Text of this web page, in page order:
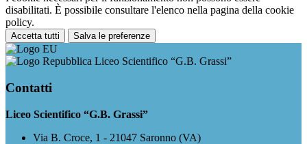
disabilitati. È possibile consultare l'elenco nella pagina della cookie
policy.
Accetta tutti Salva le preferenze
Liceo Scientifico “G.B. Grassi”
Contatti
Liceo Scientifico “G.B. Grassi”
Via B. Croce, 1 - 21047 Saronno (VA)